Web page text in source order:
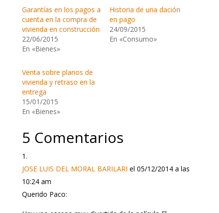
Garantías en los pagos a
cuenta en la compra de
vivienda en construcción
22/06/2015
En «Bienes»
Historia de una dación
en pago
24/09/2015
En «Consumo»
Venta sobre planos de
vivienda y retraso en la
entrega
15/01/2015
En «Bienes»
5 Comentarios
JOSE LUIS DEL MORAL BARILARI el 05/12/2014 a las
10:24 am
Querido Paco: